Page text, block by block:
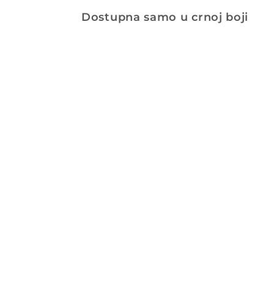
Dostupna samo u crnoj boji